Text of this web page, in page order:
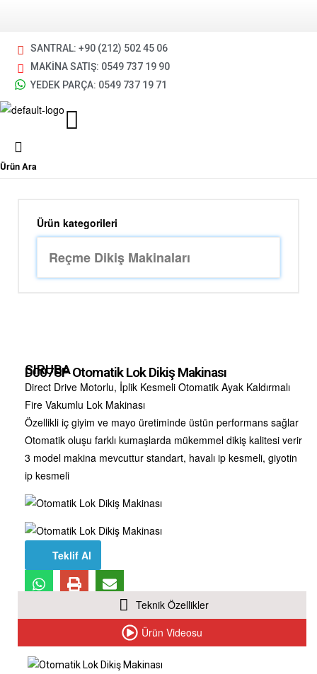
SANTRAL: +90 (212) 502 45 06
MAKİNA SATIŞ: 0549 737 19 90
YEDEK PARÇA: 0549 737 19 71
Ürün Ara
Ürün kategorileri
SIRUBA
D007SP Otomatik Lok Dikiş Makinası
Direct Drive Motorlu, İplik Kesmeli Otomatik Ayak Kaldırmalı
Fire Vakumlu Lok Makinası
Özellikli iç giyim ve mayo üretiminde üstün performans sağlar
Otomatik oluşu farklı kumaşlarda mükemmel dikiş kalitesi verir
3 model makina mevcuttur standart, havalı ip kesmeli, giyotin
ip kesmeli
Teklif Al
Teknik Özellikler
Ürün Videosu